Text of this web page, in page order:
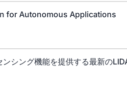
for Autonomous Applications
シング機能を提供する最新の